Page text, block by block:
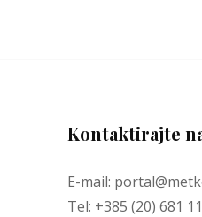
Kontaktirajte
E-mail:
Tel: +385 (20) 681